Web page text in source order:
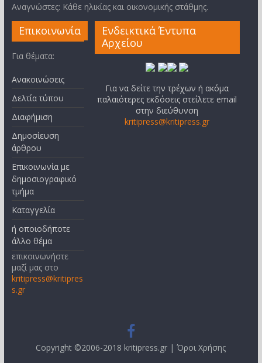
Αναγνώστες: Κάθε ηλικίας και οικονομικής στάθμης.
Επικοινωνία
Για θέματα:
Ανακοινώσεις
Δελτία τύπου
Διαφήμιση
Δημοσίευση
άρθρου
Επικοινωνία με
δημοσιογραφικό
τμήμα
Καταγγελία
ή οποιοδήποτε
άλλο θέμα
επικοινωνήστε
μαζί μας στο
kritipress@kritipres
s.gr
Ενδεικτικά Έντυπα
Αρχείου
Για να δείτε την τρέχων ή ακόμα
παλαιότερες εκδόσεις στείλετε email
στην διεύθυνση
kritipress@kritipress.gr
Copyright ©2006-2018 kritipress.gr |Όροι Χρήσης